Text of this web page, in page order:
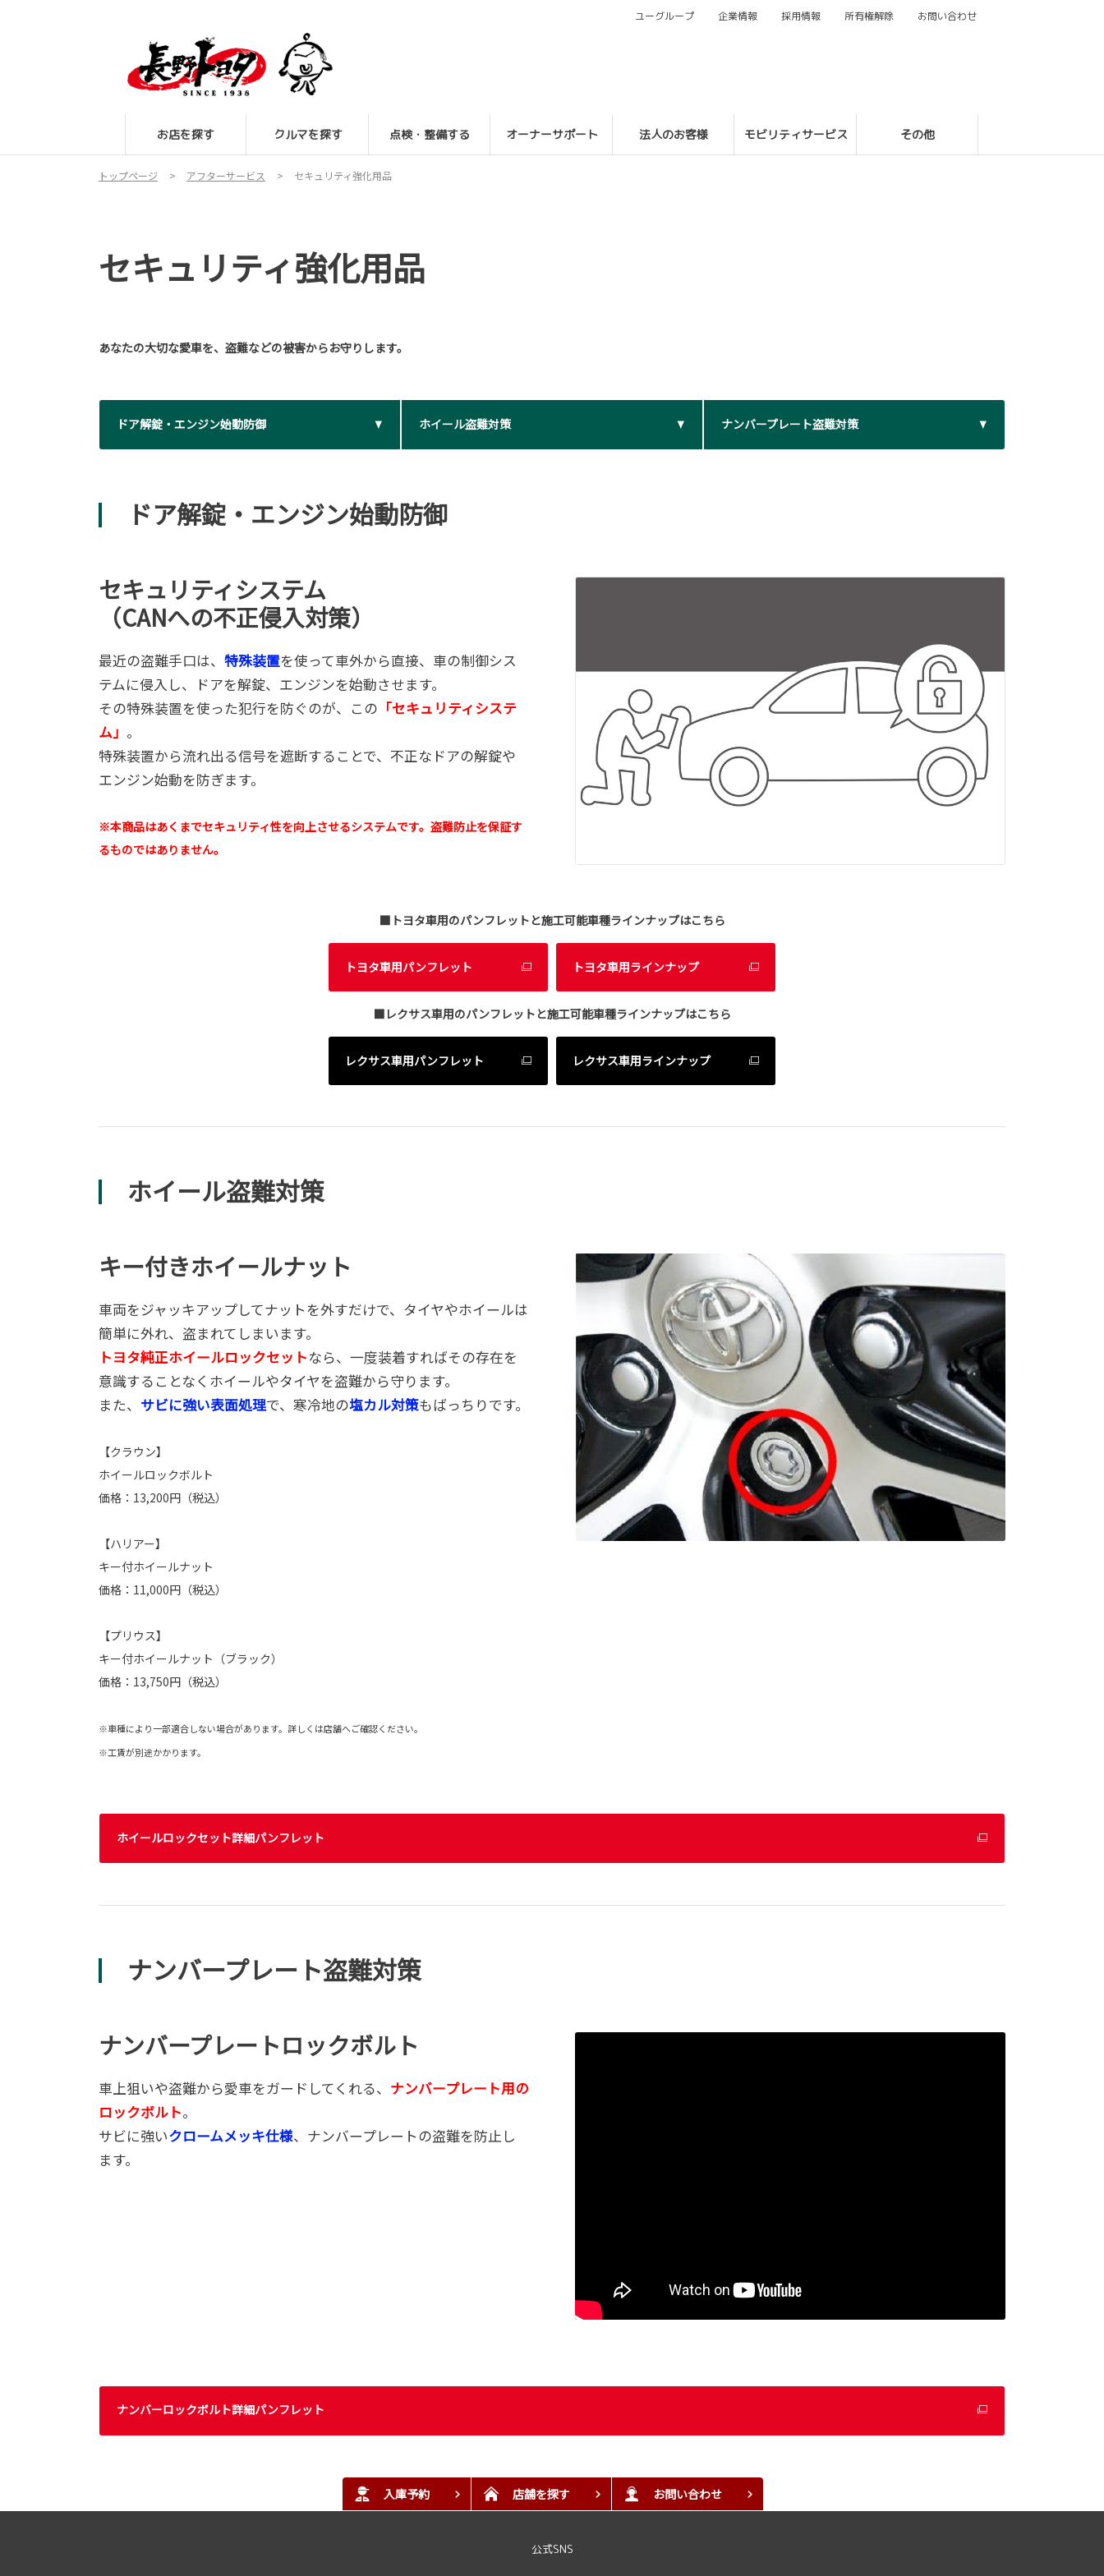
お店を探す クルマを探す 点検・整備する オーナーサポート 法人のお客様 モビリティサービス その他
ユーグループ 企業情報 採用情報 所有権解除 お問い合わせ
トップページ アフターサービス セキュリティ強化用品
セキュリティ強化用品
あなたの大切な愛車を、盗難などの被害からお守りします。
ドア解錠・エンジン始動防御 ホイール盗難対策 ナンバープレート盗難対策
ドア解錠・エンジン始動防御
セキュリティシステム
（CANへの不正侵入対策）
最近の盗難手口は、 特殊装置を使って車外から直接、車の制御シス
テムに侵入し、ドアを解錠、エンジンを始動させます。
その特殊装置を使った犯行を防ぐのが、この 「セキュリティシステ
ム」 。
特殊装置から流れ出る信号を遮断することで、不正なドアの解錠や
エンジン始動を防ぎます。
※本商品はあくまでセキュリティ性を向上させるシステムです。盗難防止を保証す
るものではありません。
■トヨタ車用のパンフレットと施工可能車種ラインナップはこちら
トヨタ車用パンフレット トヨタ車用ラインナップ
■レクサス車用のパンフレットと施工可能車種ラインナップはこちら
レクサス車用パンフレット レクサス車用ラインナップ
ホイール盗難対策
キー付きホイールナット
車両をジャッキアップしてナットを外すだけで、タイヤやホイールは
簡単に外れ、盗まれてしまいます。
トヨタ純正ホイールロックセットなら、一度装着すればその存在を
意識することなくホイールやタイヤを盗難から守ります。
また、 サビに強い表面処理で、寒冷地の塩カル対策もばっちりです。
【クラウン】
ホイールロックボルト
価格：13,200円（税込）
【ハリアー】
キー付ホイールナット
価格：11,000円（税込）
【プリウス】
キー付ホイールナット（ブラック）
価格：13,750円（税込）
※車種により一部適合しない場合があります。詳しくは店舗へご確認ください。
※工賃が別途かかります。
ホイールロックセット詳細パンフレット
ナンバープレート盗難対策
ナンバープレートロックボルト
車上狙いや盗難から愛車をガードしてくれる、 ナンバープレート用の
ロックボルト。
サビに強いクロームメッキ仕様、ナンバープレートの盗難を防止し
ます。
ナンバーロックボルト詳細パンフレット
入庫予約 店舗を探す お問い合わせ
公式SNS